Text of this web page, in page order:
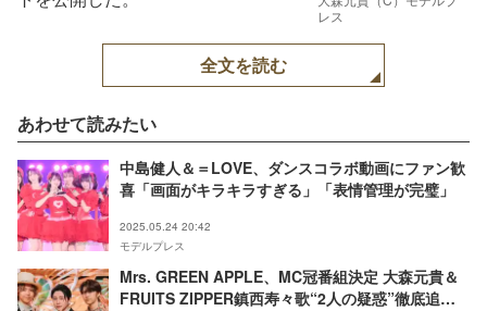
レス
全文を読む
あわせて読みたい
中島健人＆＝LOVE、ダンスコラボ動画にファン歓
喜「画面がキラキラすぎる」「表情管理が完璧」
2025.05.24 20:42
モデルプレス
Mrs. GREEN APPLE、MC冠番組決定 大森元貴＆
FRUITS ZIPPER鎮西寿々歌“2人の疑惑”徹底追及